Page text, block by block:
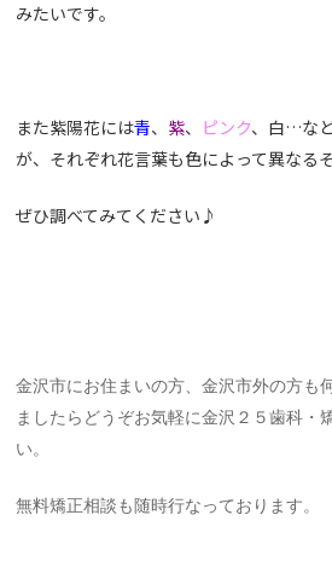
みたいです。
また紫陽花には青、 紫、 ピンク、白…な
が、それぞれ花言葉も色によって異なる
ぜひ調べてみてください♪
金沢市にお住まいの方、金沢市外の方も
ましたらどうぞお気軽に金沢２５歯科・
い。
無料矯正相談も随時行なっております。